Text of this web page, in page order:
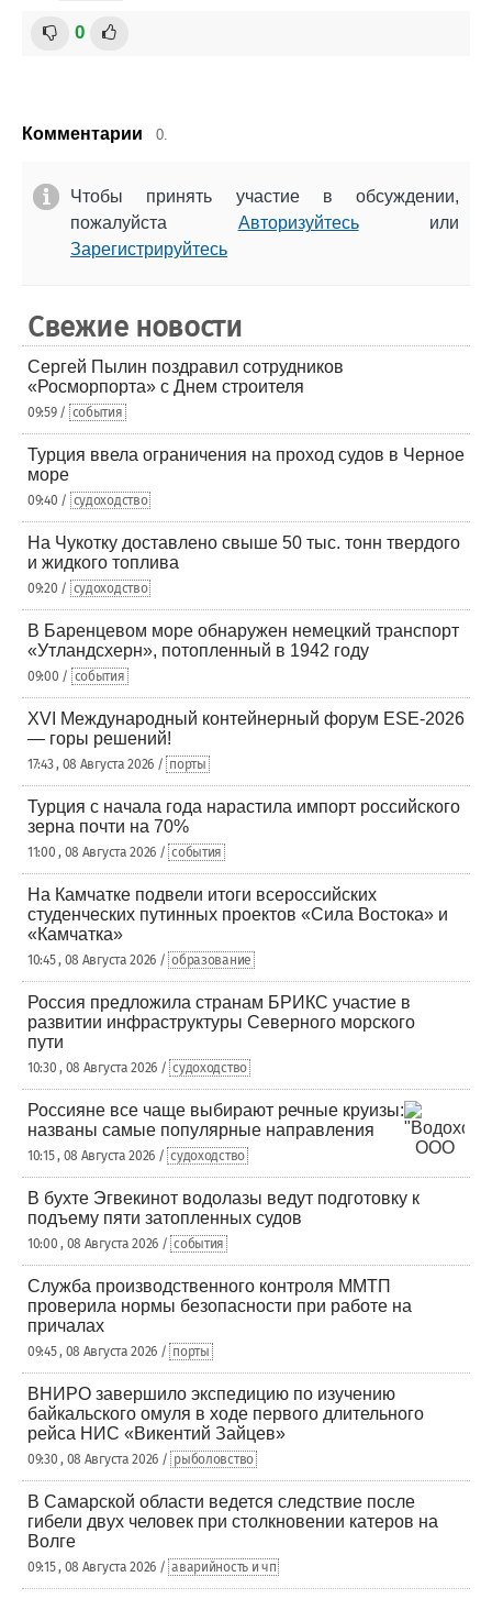
0
Комментарии 0.
Чтобы принять участие в обсуждении,
пожалуйста Авторизуйтесьили
Зарегистрируйтесь
Свежие новости
Сергей Пылин поздравил сотрудников
«Росморпорта» с Днем строителя
09:59 / события
Турция ввела ограничения на проход судов в Черное
море
09:40 / судоходство
На Чукотку доставлено свыше 50 тыс. тонн твердого
и жидкого топлива
09:20 / судоходство
В Баренцевом море обнаружен немецкий транспорт
«Утландсхерн», потопленный в 1942 году
09:00 / события
XVI Международный контейнерный форум ESE-2026
— горы решений!
17:43 , 08 Августа 2026 / порты
Турция с начала года нарастила импорт российского
зерна почти на 70%
11:00 , 08 Августа 2026 / события
На Камчатке подвели итоги всероссийских
студенческих путинных проектов «Сила Востока» и
«Камчатка»
10:45 , 08 Августа 2026 / образование
Россия предложила странам БРИКС участие в
развитии инфраструктуры Северного морского
пути
10:30 , 08 Августа 2026 / судоходство
Россияне все чаще выбирают речные круизы:
названы самые популярные направления
10:15 , 08 Августа 2026 / судоходство
В бухте Эгвекинот водолазы ведут подготовку к
подъему пяти затопленных судов
10:00 , 08 Августа 2026 / события
Служба производственного контроля ММТП
проверила нормы безопасности при работе на
причалах
09:45 , 08 Августа 2026 / порты
ВНИРО завершило экспедицию по изучению
байкальского омуля в ходе первого длительного
рейса НИС «Викентий Зайцев»
09:30 , 08 Августа 2026 / рыболовство
В Самарской области ведется следствие после
гибели двух человек при столкновении катеров на
Волге
09:15 , 08 Августа 2026 / аварийность и чп